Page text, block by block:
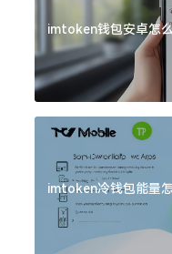
imtoken钱包安卓怎
imtoken冷钱包能量